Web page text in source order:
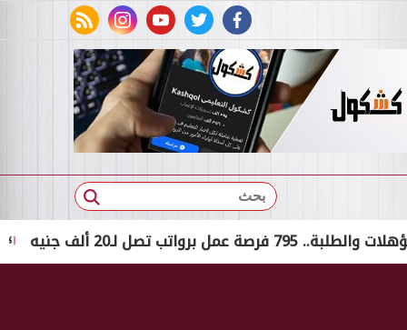
facebook
twitter
youtube
instagram
rss feed
بحث
تعرف
ألف جنيه